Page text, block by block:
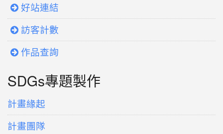
好站連結
訪客計數
作品查詢
SDGs專題製作
計畫緣起
計畫團隊